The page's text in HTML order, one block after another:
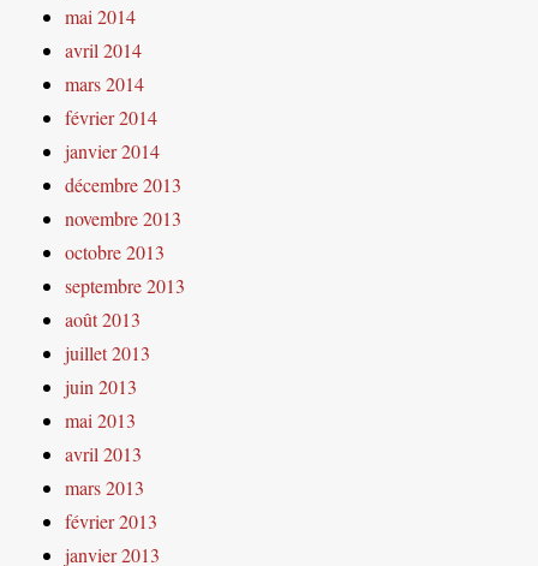
mai 2014
avril 2014
mars 2014
février 2014
janvier 2014
décembre 2013
novembre 2013
octobre 2013
septembre 2013
août 2013
juillet 2013
juin 2013
mai 2013
avril 2013
mars 2013
février 2013
janvier 2013